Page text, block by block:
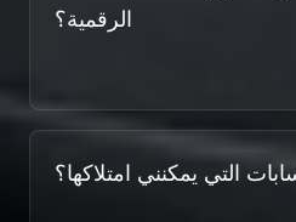
الرقمية؟
التي يمكنني امتلاكها؟